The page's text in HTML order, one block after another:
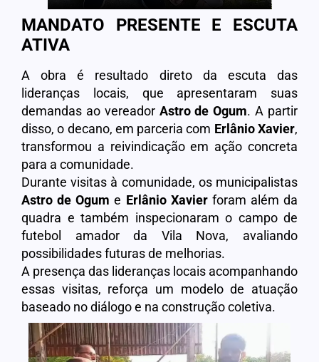
MANDATO PRESENTE E ESCUTA
ATIVA
A obra é resultado direto da escuta das
lideranças locais, que apresentaram suas
demandas ao vereador Astro de Ogum. A partir
disso, o decano, em parceria com Erlânio Xavier,
transformou a reivindicação em ação concreta
para a comunidade.
Durante visitas à comunidade, os municipalistas
Astro de Ogum e Erlânio Xavierforam além da
quadra e também inspecionaram o campo de
futebol amador da Vila Nova, avaliando
possibilidades futuras de melhorias.
A presença das lideranças locais acompanhando
essas visitas, reforça um modelo de atuação
baseado no diálogo e na construção coletiva.